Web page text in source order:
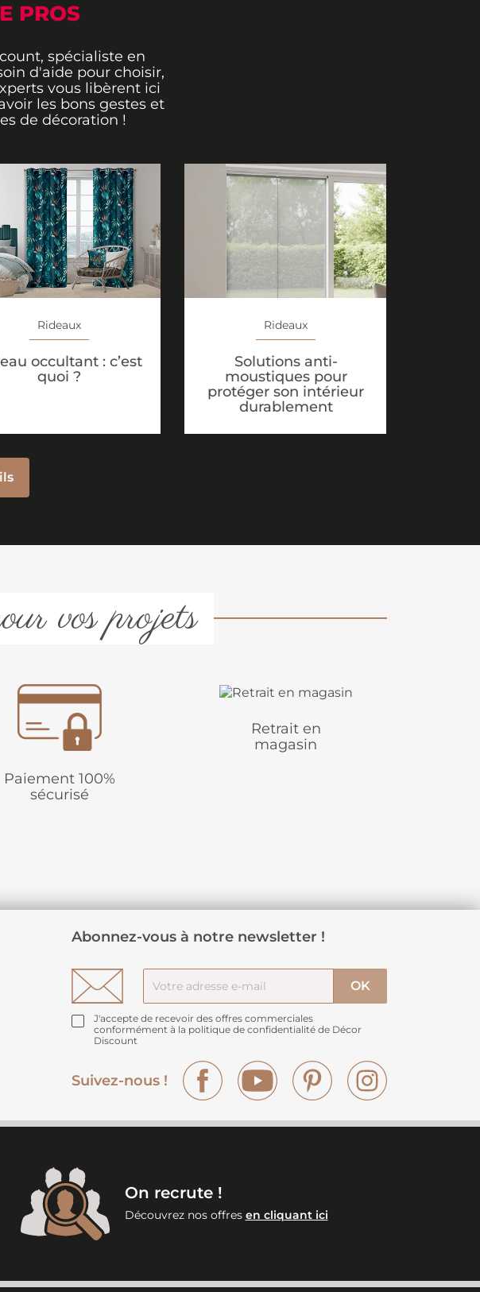
PROS
spécialiste en
d'aide pour choisir,
vous libèrent ici
les bons gestes et
de décoration !
Rideaux
occultant : c’est
quoi ?
Rideaux
Solutions anti-
moustiques pour
protéger son intérieur
durablement
vos projets
Paiement 100%
sécurisé
Retrait en
magasin
Abonnez-vous à notre newsletter !
J'accepte de recevoir des offres commerciales
conformément à la politique de confidentialité de Décor
Discount
Suivez-nous !
Facebook YouTube Pinterest
On recrute !
Découvrez nos offres en cliquant ici